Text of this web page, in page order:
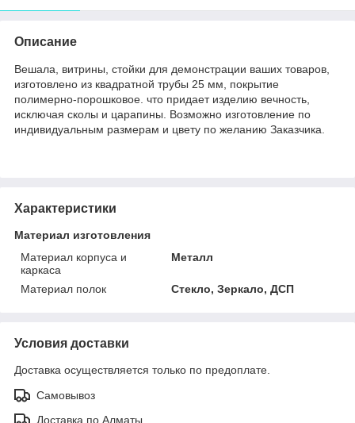
Описание
Вешала, витрины, стойки для демонстрации ваших товаров,
изготовлено из квадратной трубы 25 мм, покрытие
полимерно-порошковое. что придает изделию вечность,
исключая сколы и царапины. Возможно изготовление по
индивидуальным размерам и цвету по желанию Заказчика.
Характеристики
Материал изготовления
Материал корпуса и
каркаса
Металл
Материал полок Стекло, Зеркало, ДСП
Условия доставки
Доставка осуществляется только по предоплате.
Самовывоз
Доставка по Алматы